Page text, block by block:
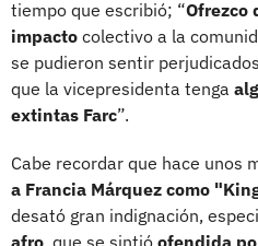
tiempo que escribió; “Ofrezco
impacto colectivo a la
se pudieron sentir
que la vicepresidenta tenga
extintas Farc”.
Cabe recordar que hace unos
a Francia Márquez como
desató gran indignación,